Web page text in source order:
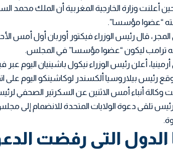
أعلنت وزارة الخارجية المغربية أن الملك
“عضوا مؤسسا”.
قال رئيس الوزراء فيكتور أوربان أول أمس
ترامب ليكون “عضوا مؤسسا” في المجلس.
أعلن رئيس الوزراء نيكول باشينيان اليوم
رئيس بيلاروسيا ألكسندر لوكاشينكو اليوم على
وكالة أنباء أمس الاثنين عن السكرتير الصحفي
تلقى دعوة الولايات المتحدة للانضمام إلى
الدول التي رفضت